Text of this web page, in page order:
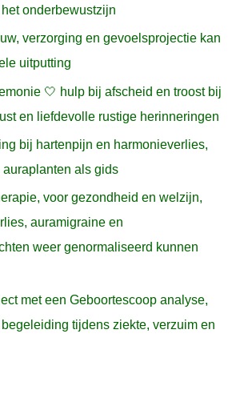
onderbewustzijn
verzorging en gevoelsprojectie kan
uitputting
🤍 hulp bij afscheid en troost bij
en liefdevolle rustige herinneringen
bij hartenpijn en harmonieverlies,
als gids
voor gezondheid en welzijn,
auramigraine en
weer genormaliseerd kunnen
met een Geboortescoop analyse,
tijdens ziekte, verzuim en